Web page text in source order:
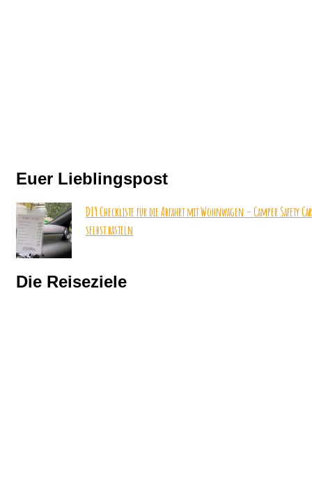
Euer Lieblingspost
DIY Checkliste für die Abfahrt mit Wohnwagen – Camper Safety
selbst basteln
Die Reiseziele